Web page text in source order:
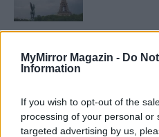
MyMirror Magazin - Do
Information
If you wish to opt-out of the
processing of your personal or
targeted advertising by us,
Minka 11. rész